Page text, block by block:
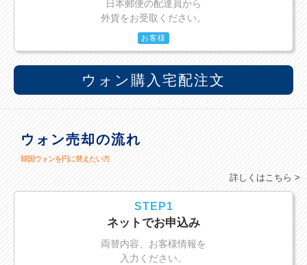
日本郵便の配達員から
外貨をお受取ください。
お客様
ウォン購入宅配注文
ウォン売却の流れ
韓国ウォンを円に替えたい方
詳しくはこちら >
STEP1
ネットでお申込み
両替内容、お客様情報を
入力ください。